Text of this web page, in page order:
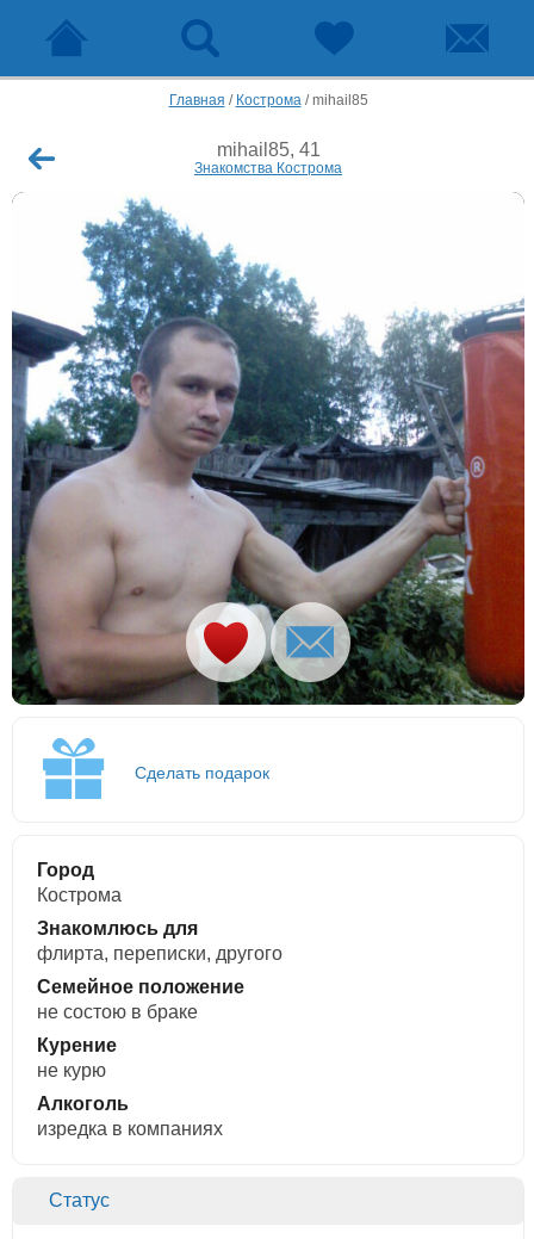
Главная / Кострома/mihail85
mihail85, 41
Знакомства Кострома
Сделать подарок
Город
Кострома
Знакомлюсь для
флирта, переписки, другого
Семейное положение
не состою в браке
Курение
не курю
Алкоголь
изредка в компаниях
Статус